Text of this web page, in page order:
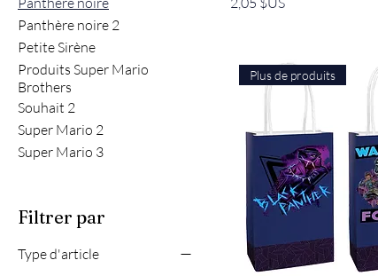
Panthère noire 2
Petite Sirène
Produits Super Mario
Brothers
Souhait 2
Super Mario 2
Super Mario 3
Filtrer par
Type d'article
Plus de produits